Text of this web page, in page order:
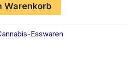
Warenkorb
Esswaren